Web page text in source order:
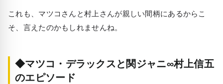
これも、マツコさんと村上さんが親しい間柄にあるからこ
そ、言えたのかもしれませんね。
◆マツコ・デラックスと関ジャニ∞村上信五
のエピソード